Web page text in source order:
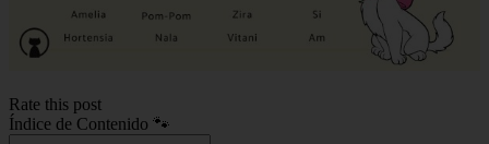
Rate this post
Índice de Contenido 🐾